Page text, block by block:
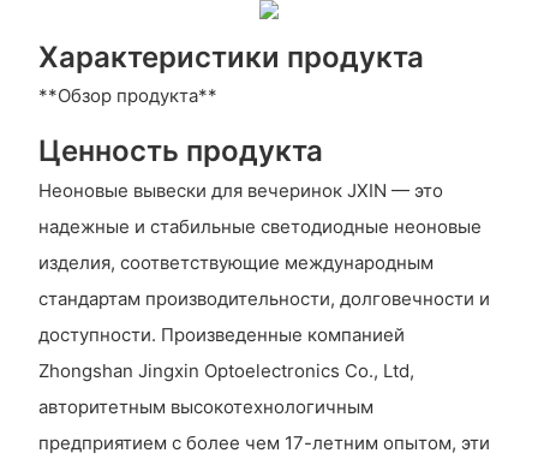
Характеристики продукта
**Обзор продукта**
Ценность продукта
Неоновые вывески для вечеринок JXIN — это
надежные и стабильные светодиодные неоновые
изделия, соответствующие международным
стандартам производительности, долговечности и
доступности. Произведенные компанией
Zhongshan Jingxin Optoelectronics Co., Ltd,
авторитетным высокотехнологичным
предприятием с более чем 17-летним опытом, эти